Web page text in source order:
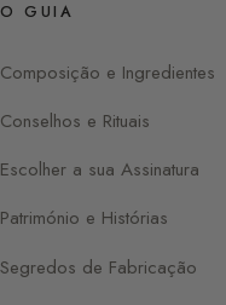
O GUIA
Composição e Ingredientes
Conselhos e Rituais
Escolher a sua Assinatura
Património e Histórias
Segredos de Fabricação